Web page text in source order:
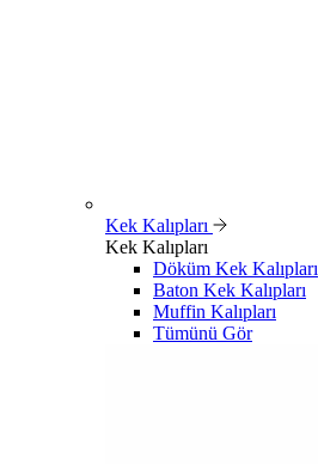
Kek Kalıpları
Kek Kalıpları
Döküm Kek Kalıpları
Baton Kek Kalıpları
Muffin Kalıpları
Tümünü Gör